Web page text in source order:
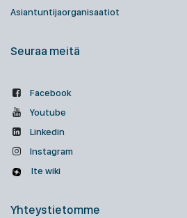
Asiantuntijaorganisaatiot
Seuraa meitä
Facebook
Youtube
Linkedin
Instagram
Ite wiki
Yhteystietomme